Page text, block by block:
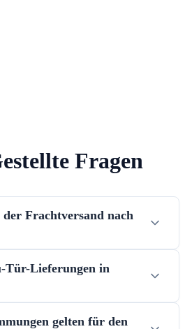
Fragen
Frachtversand nach
Tür-Lieferungen in
gelten für den